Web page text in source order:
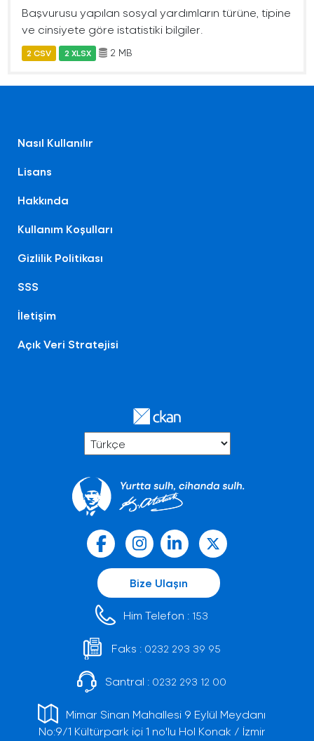
Başvurusu yapılan sosyal yardımların türüne, tipine
ve cinsiyete göre istatistiki bilgiler.
2 CSV 2 XLSX 2 MB
Nasıl Kullanılır
Lisans
Hakkında
Kullanım Koşulları
Gizlilik Politikası
SSS
İletişim
Açık Veri Stratejisi
Bize Ulaşın
Him Telefon : 153
Faks : 0232 293 39 95
Santral : 0232 293 12 00
Mimar Sinan Mahallesi 9 Eylül Meydanı
No:9/1 Kültürpark içi 1 no'lu Hol Konak / İzmir